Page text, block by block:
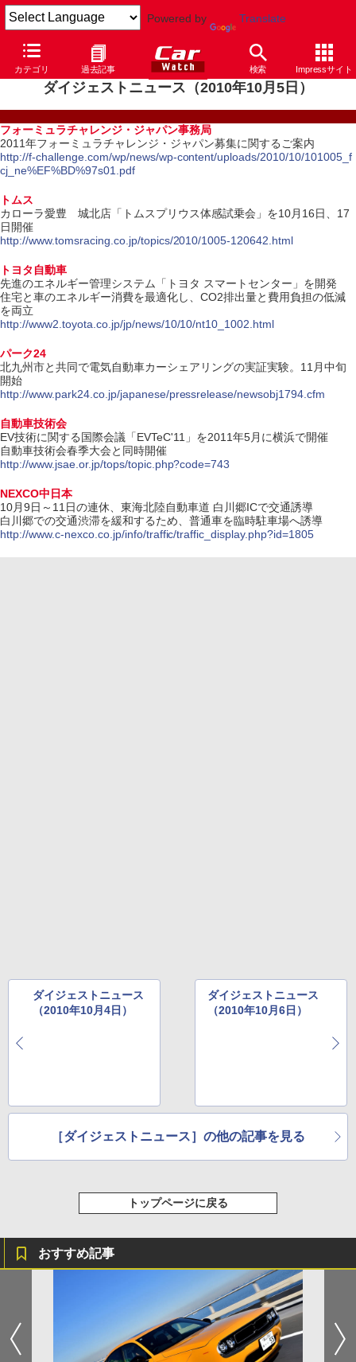
Powered by Translate
カテゴリ 過去記事 検索 Impressサイト
ダイジェストニュース（2010年10月5日）
フォーミュラチャレンジ・ジャパン事務局
2011年フォーミュラチャレンジ・ジャパン募集に関するご案内
http://f-challenge.com/wp/news/wp-content/uploads/2010/10/101005_f
cj_ne%EF%BD%97s01.pdf
トムス
カローラ愛豊 城北店「トムスプリウス体感試乗会」を10月16日、17
日開催
http://www.tomsracing.co.jp/topics/2010/1005-120642.html
トヨタ自動車
先進のエネルギー管理システム「トヨタ スマートセンター」を開発
住宅と車のエネルギー消費を最適化し、CO2排出量と費用負担の低減
を両立
http://www2.toyota.co.jp/jp/news/10/10/nt10_1002.html
パーク24
北九州市と共同で電気自動車カーシェアリングの実証実験。11月中旬
開始
http://www.park24.co.jp/japanese/pressrelease/newsobj1794.cfm
自動車技術会
EV技術に関する国際会議「EVTeC'11」を2011年5月に横浜で開催
自動車技術会春季大会と同時開催
http://www.jsae.or.jp/tops/topic.php?code=743
NEXCO中日本
10月9日～11日の連休、東海北陸自動車道 白川郷ICで交通誘導
白川郷での交通渋滞を緩和するため、普通車を臨時駐車場へ誘導
http://www.c-nexco.co.jp/info/traffic/traffic_display.php?id=1805
ダイジェストニュース
（2010年10月4日）
ダイジェストニュース
（2010年10月6日）
［ダイジェストニュース］の他の記事を見る
トップページに戻る
おすすめ記事